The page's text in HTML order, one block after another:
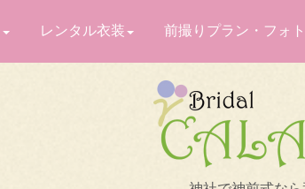
レンタル衣装 前撮りプラン・フォ